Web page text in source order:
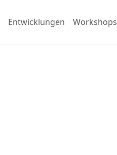
Entwicklungen Workshops